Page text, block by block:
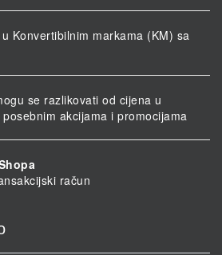
Konvertibilnim markama (KM) sa
se razlikovati od cijena u
akcijama i promocijama
račun